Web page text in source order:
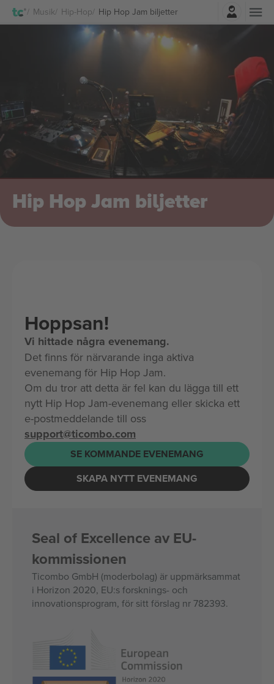
Musik Hip-Hop Hip Hop Jam biljetter
Logga in
Hip Hop Jam biljetter
Hoppsan!
Vi hittade några evenemang.
Det finns för närvarande inga aktiva
evenemang för Hip Hop Jam.
Om du tror att detta är fel kan du lägga till ett
nytt Hip Hop Jam-evenemang eller skicka ett
e-postmeddelande till oss
support@ticombo.com
SE KOMMANDE EVENEMANG
SKAPA NYTT EVENEMANG
Seal of Excellence av EU-
kommissionen
Ticombo GmbH (moderbolag) är uppmärksammat
i Horizon 2020, EU:s forsknings- och
innovationsprogram, för sitt förslag nr 782393.